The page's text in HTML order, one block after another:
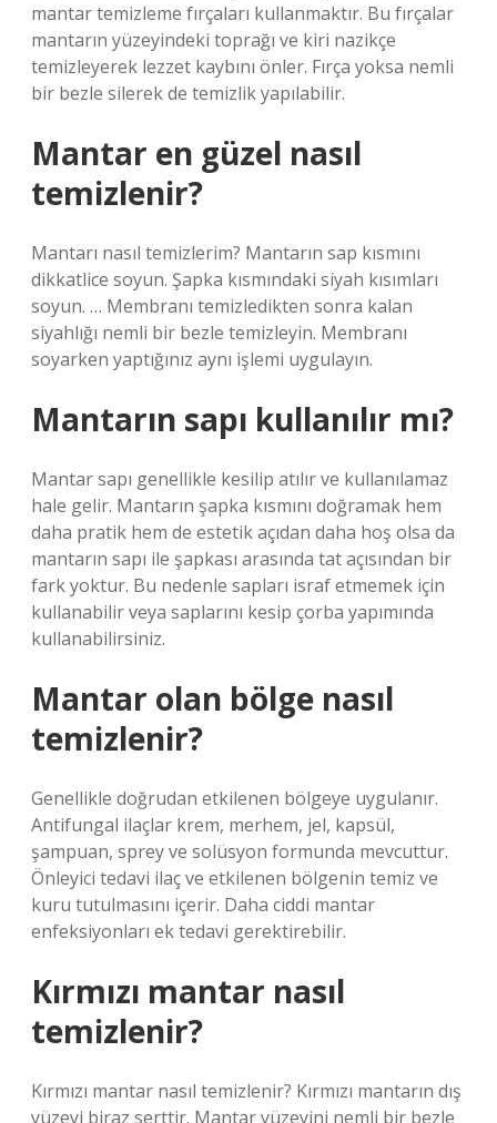
mantar temizleme fırçaları kullanmaktır. Bu fırçalar
mantarın yüzeyindeki toprağı ve kiri nazikçe
temizleyerek lezzet kaybını önler. Fırça yoksa nemli
bir bezle silerek de temizlik yapılabilir.
Mantar en güzel nasıl
temizlenir?
Mantarı nasıl temizlerim? Mantarın sap kısmını
dikkatlice soyun. Şapka kısmındaki siyah kısımları
soyun. … Membranı temizledikten sonra kalan
siyahlığı nemli bir bezle temizleyin. Membranı
soyarken yaptığınız aynı işlemi uygulayın.
Mantarın sapı kullanılır mı?
Mantar sapı genellikle kesilip atılır ve kullanılamaz
hale gelir. Mantarın şapka kısmını doğramak hem
daha pratik hem de estetik açıdan daha hoş olsa da
mantarın sapı ile şapkası arasında tat açısından bir
fark yoktur. Bu nedenle sapları israf etmemek için
kullanabilir veya saplarını kesip çorba yapımında
kullanabilirsiniz.
Mantar olan bölge nasıl
temizlenir?
Genellikle doğrudan etkilenen bölgeye uygulanır.
Antifungal ilaçlar krem, merhem, jel, kapsül,
şampuan, sprey ve solüsyon formunda mevcuttur.
Önleyici tedavi ilaç ve etkilenen bölgenin temiz ve
kuru tutulmasını içerir. Daha ciddi mantar
enfeksiyonları ek tedavi gerektirebilir.
Kırmızı mantar nasıl
temizlenir?
Kırmızı mantar nasıl temizlenir? Kırmızı mantarın dış
yüzeyi biraz serttir. Mantar yüzeyini nemli bir bezle